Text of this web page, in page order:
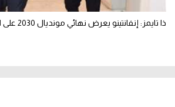
ذا تايمز: إنفانتينو يعرض نهائي مونديال 2030 على المغرب مقابل دعمه